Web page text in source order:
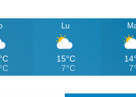
Lu
15°C
7°C